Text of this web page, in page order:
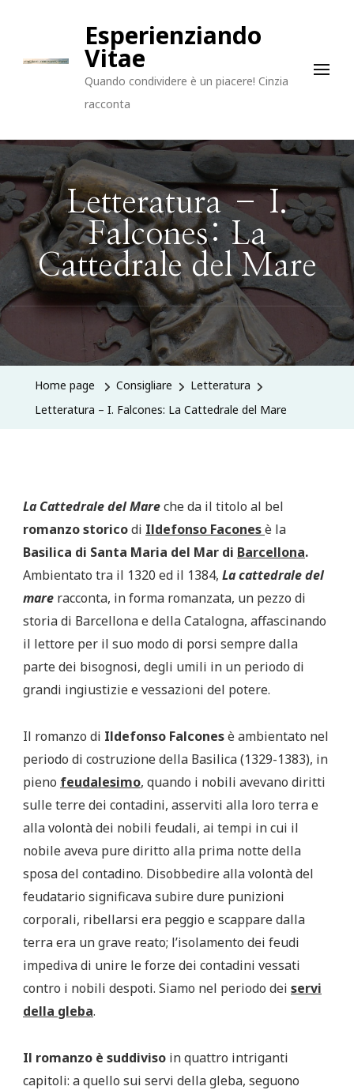
Esperienziando
Vitae
Quando condividere è un piacere! Cinzia
racconta
Letteratura – I.
Falcones: La
Cattedrale del Mare
Home page Consigliare
Letteratura
Letteratura – I. Falcones: La Cattedrale del Mare
La Cattedrale del Mareche da il titolo al bel
romanzo storicodi Ildefonso Faconesè la
Basilica di Santa Maria del Mar di Barcellona.
Ambientato tra il 1320 ed il 1384, La cattedrale del
mare racconta, in forma romanzata, un pezzo di
storia di Barcellona e della Catalogna, affascinando
il lettore per il suo modo di porsi sempre dalla
parte dei bisognosi, degli umili in un periodo di
grandi ingiustizie e vessazioni del potere.
Il romanzo di Ildefonso Falconesè ambientato nel
periodo di costruzione della Basilica (1329-1383), in
pieno feudalesimo, quando i nobili avevano diritti
sulle terre dei contadini, asserviti alla loro terra e
alla volontà dei nobili feudali, ai tempi in cui il
nobile aveva pure diritto alla prima notte della
sposa del contadino. Disobbedire alla volontà del
feudatario significava subire dure punizioni
corporali, ribellarsi era peggio e scappare dalla
terra era un grave reato; l’isolamento dei feudi
impediva di unire le forze dei contadini vessati
contro i nobili despoti. Siamo nel periodo dei servi
della gleba.
Il romanzo è suddiviso in quattro intriganti
capitoli: a quello sui servi della gleba, seguono